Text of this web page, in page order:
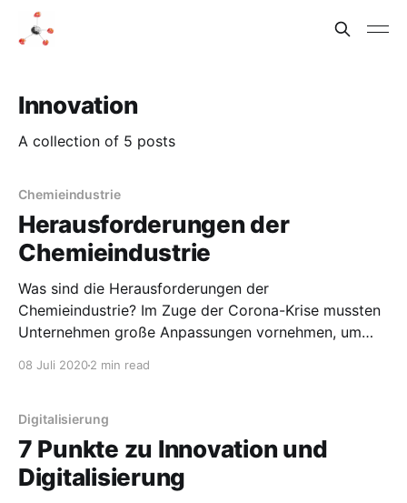
Innovation
A collection of 5 posts
Chemieindustrie
Herausforderungen der
Chemieindustrie
Was sind die Herausforderungen der
Chemieindustrie? Im Zuge der Corona-Krise mussten
Unternehmen große Anpassungen vornehmen, um
BCNP-Consultants eine Umfrage durchgeführt.
Ergebnisse der Umfrage und einer auf diesen
08 Juli 20202 min read
Digitalisierung
7 Punkte zu Innovation und
Digitalisierung